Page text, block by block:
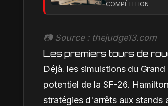
COMPÉTITION
📷 Source : thejudge13.com
Les premiers tours de
Déjà, les simulations du
potentiel de la SF-26.
stratégies d'arrêts aux stands